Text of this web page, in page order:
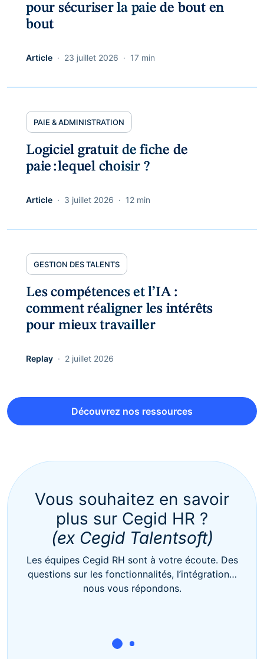
pour sécuriser la paie de bout en
bout
Article 23 juillet 2026 17 min
PAIE & ADMINISTRATION
Logiciel gratuit de fiche de
paie : lequel choisir ?
Article 3 juillet 2026 12 min
GESTION DES TALENTS
Les compétences et l’IA :
comment réaligner les intérêts
pour mieux travailler
Replay 2 juillet 2026
Découvrez nos ressources
Vous souhaitez en savoir
plus sur Cegid HR ?
(ex Cegid Talentsoft)
Les équipes Cegid RH sont à votre écoute. Des
questions sur les fonctionnalités, l’intégration…
nous vous répondons.